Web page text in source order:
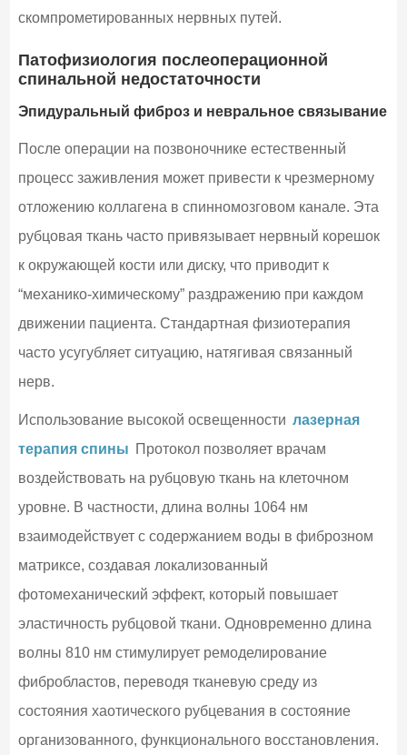
скомпрометированных нервных путей.
Патофизиология послеоперационной
спинальной недостаточности
Эпидуральный фиброз и невральное связывание
После операции на позвоночнике естественный
процесс заживления может привести к чрезмерному
отложению коллагена в спинномозговом канале. Эта
рубцовая ткань часто привязывает нервный корешок
к окружающей кости или диску, что приводит к
“механико-химическому” раздражению при каждом
движении пациента. Стандартная физиотерапия
часто усугубляет ситуацию, натягивая связанный
нерв.
Использование высокой освещенности лазерная
терапия спины Протокол позволяет врачам
воздействовать на рубцовую ткань на клеточном
уровне. В частности, длина волны 1064 нм
взаимодействует с содержанием воды в фиброзном
матриксе, создавая локализованный
фотомеханический эффект, который повышает
эластичность рубцовой ткани. Одновременно длина
волны 810 нм стимулирует ремоделирование
фибробластов, переводя тканевую среду из
состояния хаотического рубцевания в состояние
организованного, функционального восстановления.